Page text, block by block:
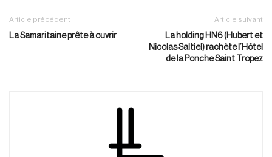
Article précédent
La Samaritaine prête à ouvrir
Article suivant
La holding HN6 (Hubert et
Nicolas Saltiel) rachète l’Hôtel
de la Ponche Saint Tropez